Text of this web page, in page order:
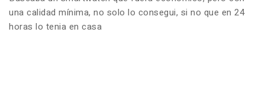
una calidad mínima, no solo lo consegui, si no que en 24
horas lo tenia en casa